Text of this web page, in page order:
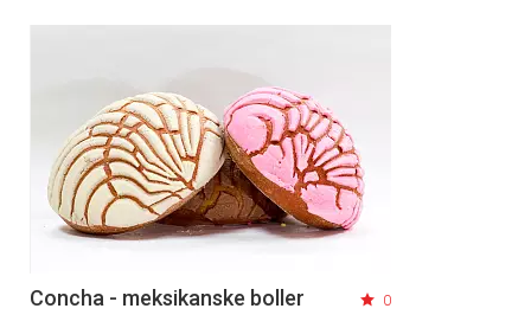
Concha - meksikanske boller 0